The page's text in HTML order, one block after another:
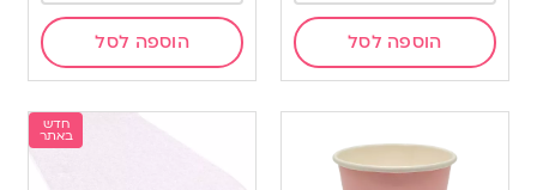
הוספה לסל הוספה לסל
חדש
באתר